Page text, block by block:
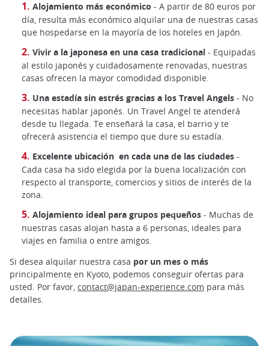
Alojamiento más económico - A partir de 80 euros por
día, resulta más económico alquilar una de nuestras casas
que hospedarse en la mayoría de los hoteles en Japón.
Vivir a la japonesa en una casa tradicional - Equipadas
al estilo japonés y cuidadosamente renovadas, nuestras
casas ofrecen la mayor comodidad disponible.
Una estadía sin estrés gracias a los Travel Angels - No
necesitas hablar japonés. Un Travel Angel te atenderá
desde tu llegada. Te enseñará la casa, el barrio y te
ofrecerá asistencia el tiempo que dure su estadía.
Excelente ubicación en cada una de las ciudades -
Cada casa ha sido elegida por la buena localización con
respecto al transporte, comercios y sitios de interés de la
zona.
Alojamiento ideal para grupos pequeños - Muchas de
nuestras casas alojan hasta a 6 personas, ideales para
viajes en familia o entre amigos.
Si desea alquilar nuestra casa por un mes o más
principalmente en Kyoto, podemos conseguir ofertas para
usted. Por favor, contact@japan-experience.com para más
detalles.